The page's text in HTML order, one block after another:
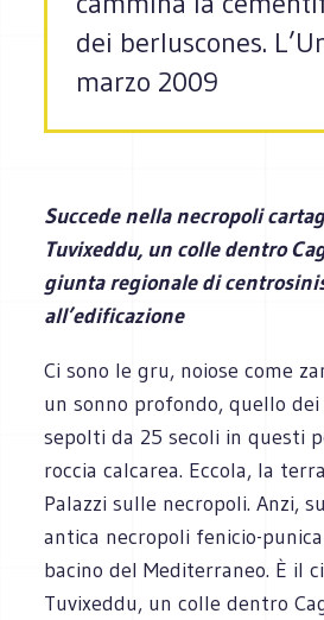
dei berluscones.
marzo 2009
Succede nella necropoli
Tuvixeddu, un colle dentro
giunta regionale di
all’edificazione
Ci sono le gru, noiose come
un sonno profondo, quello
sepolti da 25 secoli in questi
roccia calcarea. Eccola, la
Palazzi sulle necropoli. Anzi,
antica necropoli fenicio-
bacino del Mediterraneo. È il
Tuvixeddu, un colle dentro